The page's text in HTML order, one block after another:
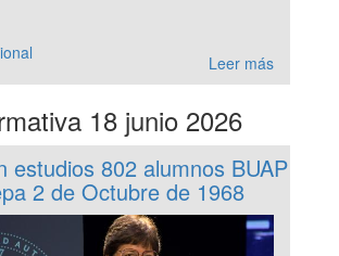
Leer más
18 junio 2026
estudios 802 alumnos BUAP
2 de Octubre de 1968